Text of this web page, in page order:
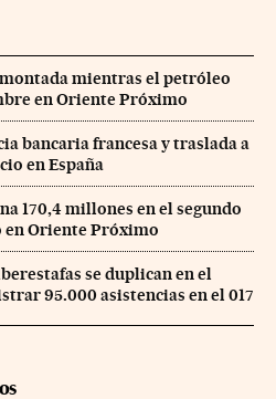
mientras el petróleo
en Oriente Próximo
bancaria francesa y traslada a
en España
170,4 millones en el segundo
Oriente Próximo
se duplican en el
95.000 asistencias en el 017